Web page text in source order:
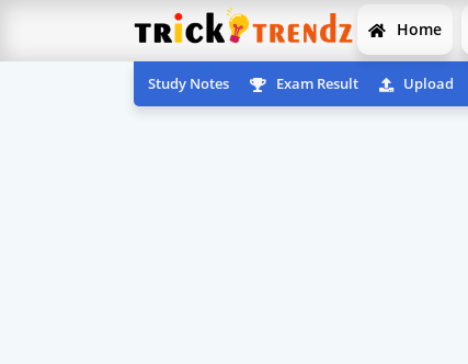
Home
Study Notes Exam Result Upload